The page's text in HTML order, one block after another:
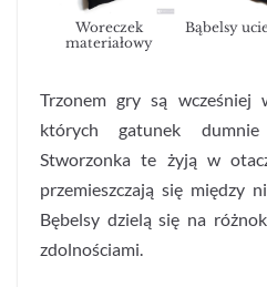
Woreczek
materiałowy
Bąbelsy
Trzonem gry są wcześniej
których gatunek
Stworzonka te żyją w
przemieszczają się między
Bębelsy dzielą się na
zdolnościami.